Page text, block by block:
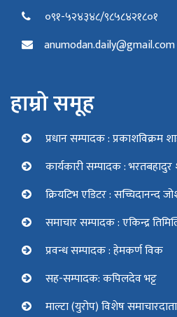
०९१-५२४३४८/९८५८४२१८०१
anumodan.daily@gmail.com
हाम्रो समूह
प्रधान सम्पादक : प्रकाशविक्रम
कार्यकारी सम्पादक : भरतबहादुर
क्रियटिभ एडिटर : सच्चिदानन्द
समाचार सम्पादक : एकिन्द्र
प्रवन्ध सम्पादक : हेमकर्ण विक
सह-सम्पादक: कपिलदेव भट्ट
माल्टा (युरोप) विशेष